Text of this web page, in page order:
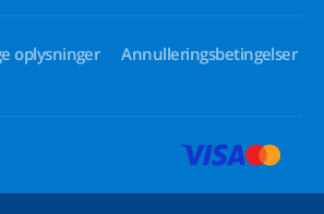
oplysninger
Annulleringsbetingelser